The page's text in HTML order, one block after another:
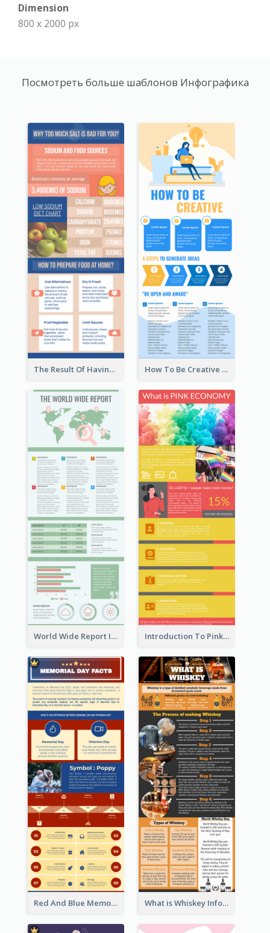
Dimension
800 x 2000 px
Посмотреть больше шаблонов Инфографика
The Result Of Having Excessive Salt Infographic Design How To Be Creative Infographic
World Wide Report Infographic Introduction To Pink Economy Infographic
Red And Blue Memorial Day Fasts Infographic Design What is Whiskey Infographic